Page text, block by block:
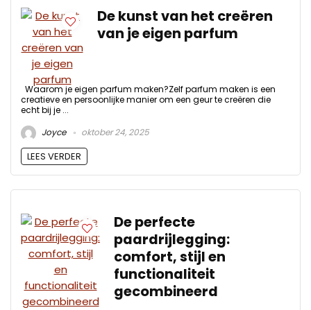
De kunst van het creëren
van je eigen parfum
Waarom je eigen parfum maken?Zelf parfum maken is een
creatieve en persoonlijke manier om een geur te creëren die
echt bij je ...
Joyce
oktober 24, 2025
LEES VERDER
De perfecte
paardrijlegging:
comfort, stijl en
functionaliteit
gecombineerd